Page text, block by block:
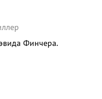
Финчера.